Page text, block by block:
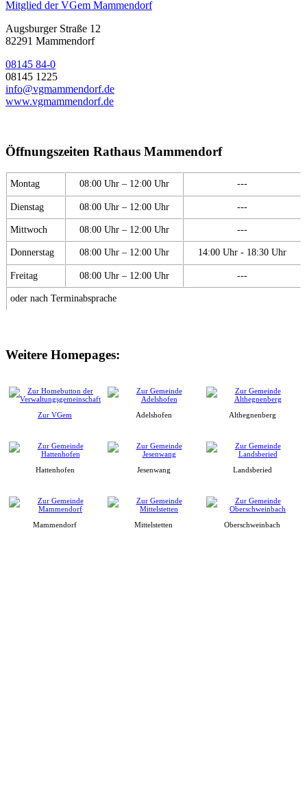
Mitglied der VGem Mammendorf
Augsburger Straße 12
82291 Mammendorf
08145 84-0
08145 1225
info@vgmammendorf.de
www.vgmammendorf.de
Öffnungszeiten Rathaus Mammendorf
Montag 08:00 Uhr – 12:00 Uhr ---
Dienstag 08:00 Uhr – 12:00 Uhr ---
Mittwoch 08:00 Uhr – 12:00 Uhr ---
Donnerstag 08:00 Uhr – 12:00 Uhr 14:00 Uhr - 18:30 Uhr
Freitag 08:00 Uhr – 12:00 Uhr ---
oder nach Terminabsprache
Weitere Homepages:
Zur VGem Adelshofen Althegnenberg
Hattenhofen Jesenwang Landsberied
Mammendorf Mittelstetten Oberschweinbach